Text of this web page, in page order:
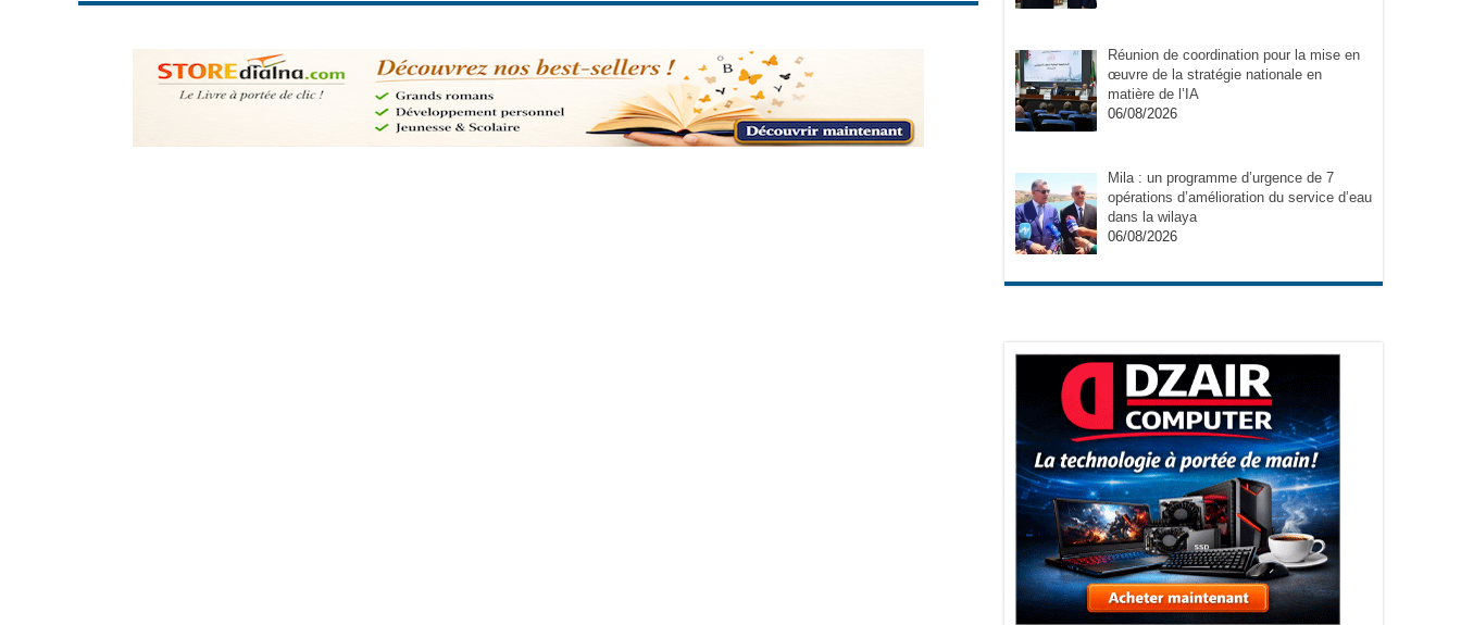
Réunion de coordination pour la mise en
œuvre de la stratégie nationale en
matière de l’IA
06/08/2026
Mila : un programme d’urgence de 7
opérations d’amélioration du service d’eau
dans la wilaya
06/08/2026